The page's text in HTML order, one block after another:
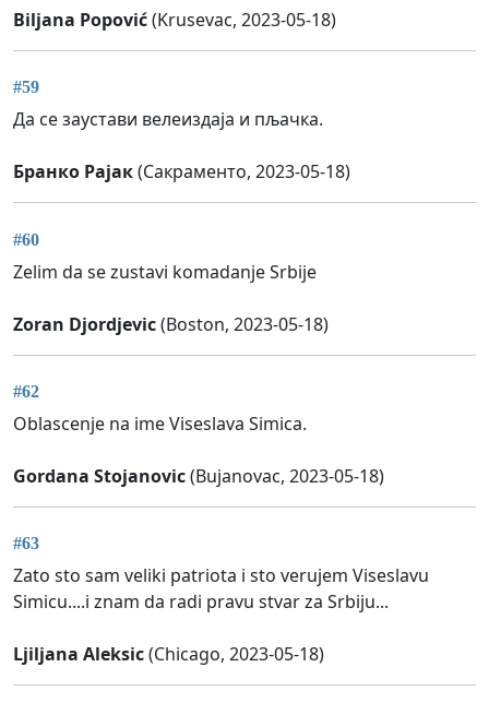
Biljana Popović(Krusevac, 2023-05-18)
#59
Да се заустави велеиздаја и пљачка.
Бранко Рајак(Сакраменто, 2023-05-18)
#60
Zelim da se zustavi komadanje Srbije
Zoran Djordjevic(Boston, 2023-05-18)
#62
Oblascenje na ime Viseslava Simica.
Gordana Stojanovic(Bujanovac, 2023-05-18)
#63
Zato sto sam veliki patriota i sto verujem Viseslavu
Simicu....i znam da radi pravu stvar za Srbiju...
Ljiljana Aleksic(Chicago, 2023-05-18)